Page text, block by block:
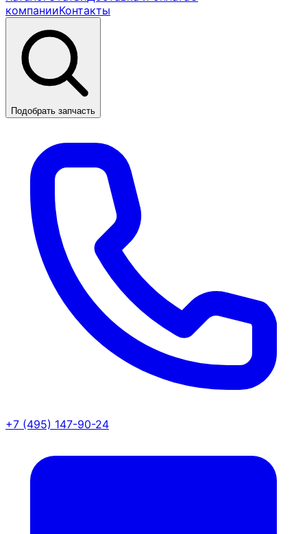
компанииКонтакты
Подобрать запчасть
+7 (495) 147-90-24